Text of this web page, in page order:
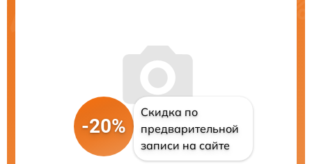
-20%
Скидка по
предварительной
записи на сайте